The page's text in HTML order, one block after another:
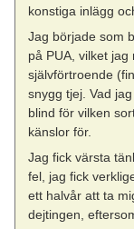
konstiga inlägg
Jag började som
på PUA, vilket
självförtroende
snygg tjej. Vad
blind för vilken
känslor för.
Jag fick värsta
fel, jag fick
ett halvår att ta
dejtingen,